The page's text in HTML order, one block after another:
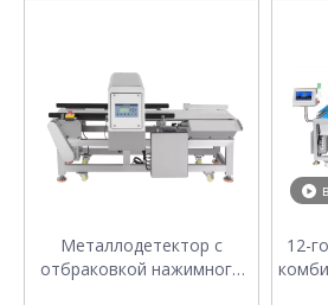
Металлодетектор с
отбраковкой нажимного
12-